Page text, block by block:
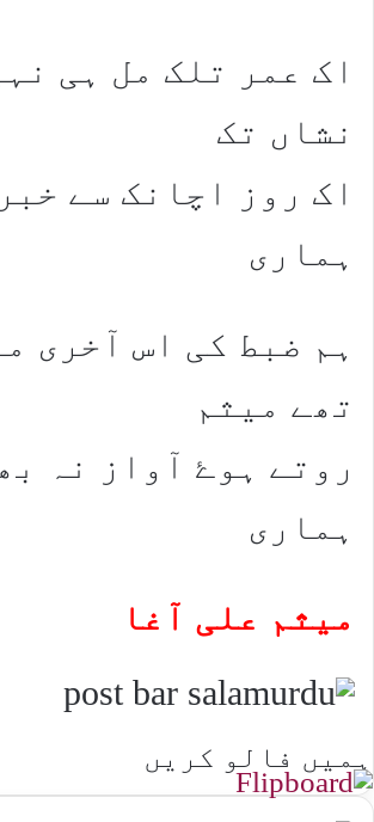
اک عمر تلک مل ہی
نشاں تک
اک روز اچانک سے
ہماری
ہم ضبط کی اس آخری
تھے میثم
روتے ہوۓ آواز نہ
ہماری
میثم علی آغا
ہمیں فالو کریں